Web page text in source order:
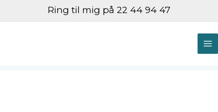
Ring til mig på 22 44 94 47